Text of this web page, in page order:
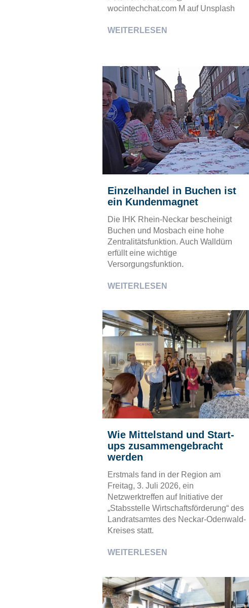
wocintechchat.com M auf Unsplash
WEITERLESEN
Einzelhandel in Buchen ist
ein Kundenmagnet
Die IHK Rhein-Neckar bescheinigt
Buchen und Mosbach eine hohe
Zentralitätsfunktion. Auch Walldürn
erfüllt eine wichtige
Versorgungsfunktion.
WEITERLESEN
Wie Mittelstand und Start-
ups zusammengebracht
werden
Erstmals fand in der Region am
Freitag, 3. Juli 2026, ein
Netzwerktreffen auf Initiative der
„Stabsstelle Wirtschaftsförderung“ des
Landratsamtes des Neckar-Odenwald-
Kreises statt.
WEITERLESEN